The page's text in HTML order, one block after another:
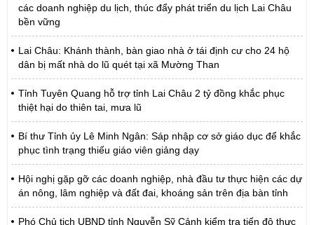
các doanh nghiệp du lịch, thúc đẩy phát triển du lịch Lai Châu
bền vững
Lai Châu: Khánh thành, bàn giao nhà ở tái định cư cho 24 hộ
dân bị mất nhà do lũ quét tại xã Mường Than
Tỉnh Tuyên Quang hỗ trợ tỉnh Lai Châu 2 tỷ đồng khắc phục
thiệt hại do thiên tai, mưa lũ
Bí thư Tỉnh ủy Lê Minh Ngân: Sáp nhập cơ sở giáo dục để khắc
phục tình trạng thiếu giáo viên giảng dạy
Hội nghị gặp gỡ các doanh nghiệp, nhà đầu tư thực hiện các dự
án nông, lâm nghiệp và đất đai, khoáng sản trên địa bàn tỉnh
Phó Chủ tịch UBND tỉnh Nguyễn Sỹ Cảnh kiểm tra tiến độ thực